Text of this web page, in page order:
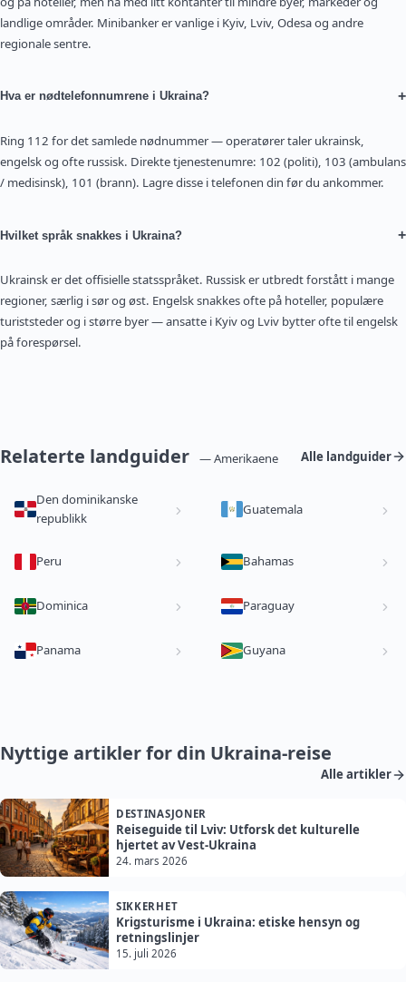
landlige områder. Minibanker er vanlige i Kyiv, Lviv, Odesa og andre
regionale sentre.
Hva er nødtelefonnumrene i Ukraina? +
Ring 112 for det samlede nødnummer — operatører taler ukrainsk,
engelsk og ofte russisk. Direkte tjenestenumre: 102 (politi), 103 (ambulans
/ medisinsk), 101 (brann). Lagre disse i telefonen din før du ankommer.
Hvilket språk snakkes i Ukraina? +
Ukrainsk er det offisielle statsspråket. Russisk er utbredt forstått i mange
regioner, særlig i sør og øst. Engelsk snakkes ofte på hoteller, populære
turiststeder og i større byer — ansatte i Kyiv og Lviv bytter ofte til engelsk
på forespørsel.
Relaterte landguider — Amerikaene Alle landguider
Den dominikanske
republikk
Guatemala
Peru Bahamas
Dominica Paraguay
Panama Guyana
Nyttige artikler for din Ukraina-reise
Alle artikler
DESTINASJONER
Reiseguide til Lviv: Utforsk det kulturelle
hjertet av Vest-Ukraina
24. mars 2026
SIKKERHET
Krigsturisme i Ukraina: etiske hensyn og
retningslinjer
15. juli 2026